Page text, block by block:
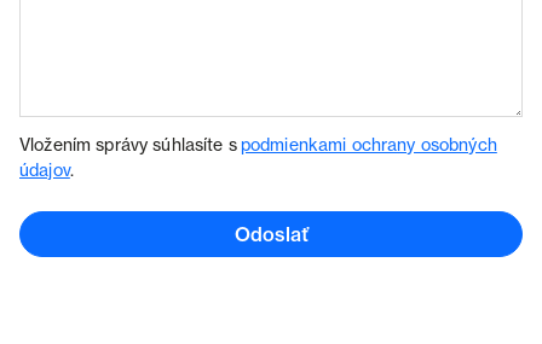
Vložením správy súhlasíte spodmienkami ochrany osobných
údajov.
Odoslať